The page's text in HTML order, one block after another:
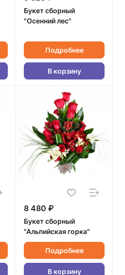
Букет сборный
"Осенний лес"
Подробнее
В корзину
8 480 ₽
Букет сборный
"Альпийская горка"
Подробнее
В корзину